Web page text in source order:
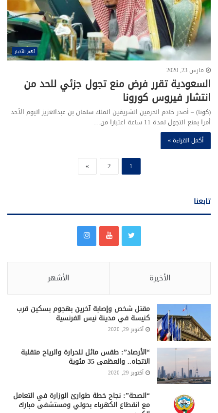
أهم الأخبار
مارس 23, 2020
السعودية تقرر فرض منع تجول جزئي للحد من
انتشار فيروس كورونا
(كونا) – أصدر خادم الحرمين الشريفين الملك سلمان بن عبدالعزيز اليوم الأحد
أمرا بمنع التجول لمدة 11 ساعة اعتبارا من…
أكمل القراءة »
1
2
»
تابعنا
الأخيرة الأشهر
مقتل شخص وإصابة آخرين بهجوم بسكين قرب
كنيسة في مدينة نيس الفرنسية
أكتوبر 29, 2020
“الأرصاد”: طقس مائل للحرارة والرياح متقلبة
الاتجاه.. والعظمى 35 مئوية
أكتوبر 29, 2020
“الصحة”: نجاح خطة طوارئ الوزارة في التعامل
مع انقطاع الكهرباء بحولي ومستشفى مبارك